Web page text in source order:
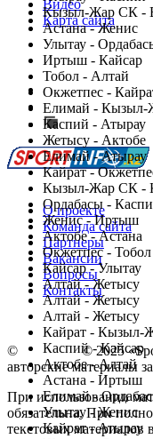
Кызыл-Жар СК -
Астана - Женис
Улытау -
Иртыш - Кайсар
Тобол - Алтай
Окжетпес -
Елимай -
Каспий - Атырау
Жетысу - Актобе
Елимай - Атырау
Кайрат -
Кызыл-Жар СК -
Ордабасы -
Женис - Иртыш
Актобе - Астана
Окжетпес - Тобол
Кайсар - Улытау
Алтай - Жетысу
Алтай - Жетысу
Алтай - Жетысу
Кайрат - Кызыл-
Каспий - Кайсар
Актобе - Алтай
Астана - Иртыш
Елимай -
Улытау - Женис
Кайрат - Атырау
Видео
Карта сайта
Есть идея?
Сообщить о
Перейти на
О проекте
Команда сайта
Партнеры
Вакансии
Вопросы
Контакты
© Copyright© 2025
авторские материалы
При использовании
обязательна. При
текстовых материалов